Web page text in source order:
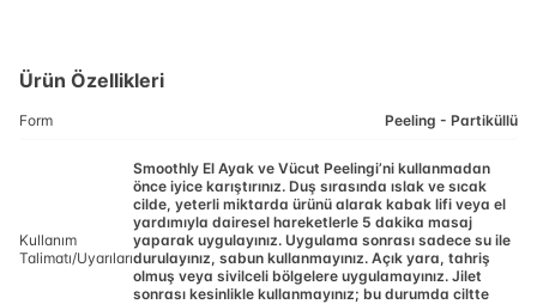
Ürün Özellikleri
Form Peeling - Partiküllü
Kullanım
Talimatı/Uyarıları
Smoothly El Ayak ve Vücut Peelingi’ni kullanmadan
önce iyice karıştırınız. Duş sırasında ıslak ve sıcak
cilde, yeterli miktarda ürünü alarak kabak lifi veya el
yardımıyla dairesel hareketlerle 5 dakika masaj
yaparak uygulayınız. Uygulama sonrası sadece su ile
durulayınız, sabun kullanmayınız. Açık yara, tahriş
olmuş veya sivilceli bölgelere uygulamayınız. Jilet
sonrası kesinlikle kullanmayınız; bu durumda ciltte